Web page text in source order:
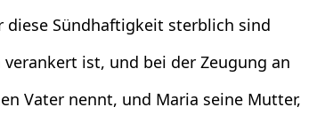
diese Sündhaftigkeit sterblich sind
ist, und bei der Zeugung an
Vater nennt, und Maria seine Mutter,